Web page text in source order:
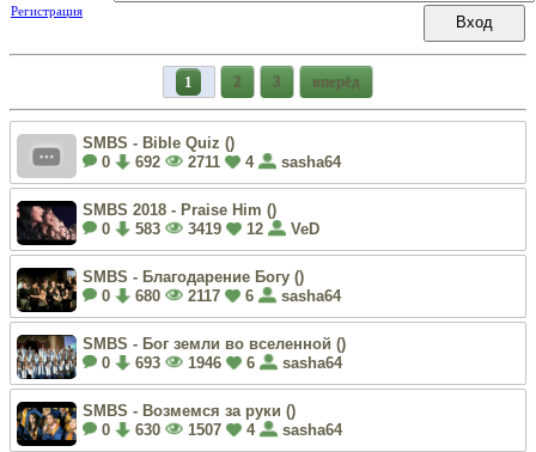
Регистрация
1 2 3 вперёд
SMBS - Bible Quiz ()
0
692 2711 4 sasha64
SMBS 2018 - Praise Him ()
0
583 3419 12 VeD
SMBS - Благодарение Богу ()
0
680 2117 6 sasha64
SMBS - Бог земли во вселенной ()
0
693 1946 6 sasha64
SMBS - Возмемся за руки ()
0
630 1507 4 sasha64